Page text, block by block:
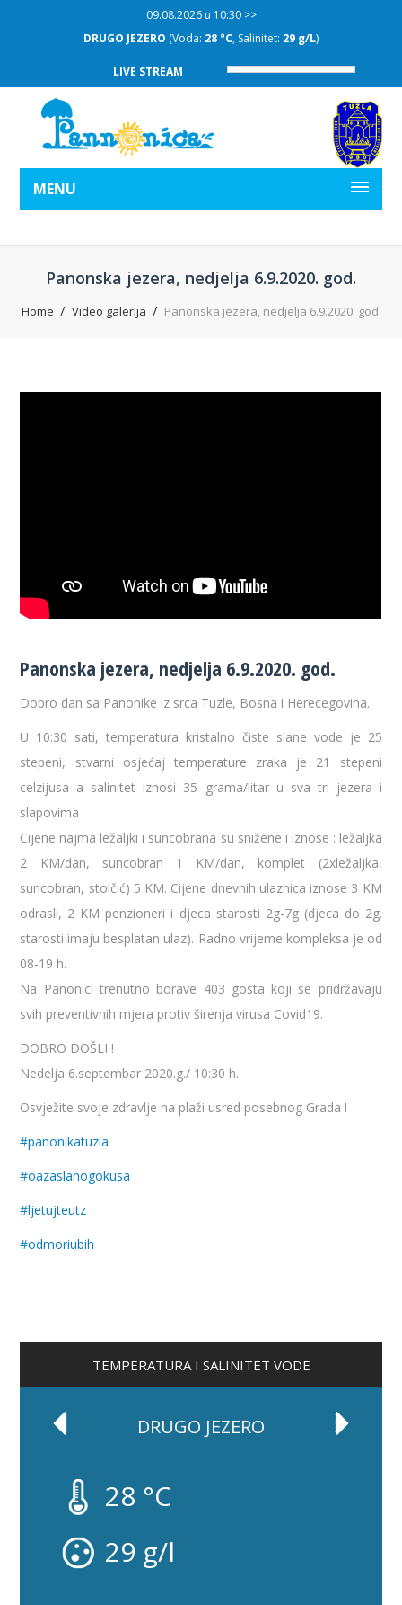
09.08.2026 u 10:30 >>
DRUGO JEZERO (Voda: 28 °C, Salinitet: 29 g/L)
LIVE STREAM
MENU
Panonska jezera, nedjelja 6.9.2020. god.
Home Video galerija Panonska jezera, nedjelja 6.9.2020. god.
Panonska jezera, nedjelja 6.9.2020. god.
Dobro dan sa Panonike iz srca Tuzle, Bosna i Herecegovina.
U 10:30 sati, temperatura kristalno čiste slane vode je 25
stepeni, stvarni osjećaj temperature zraka je 21 stepeni
celzijusa a salinitet iznosi 35 grama/litar u sva tri jezera i
slapovima
Cijene najma ležaljki i suncobrana su snižene i iznose : ležaljka
2 KM/dan, suncobran 1 KM/dan, komplet (2xležaljka,
suncobran, stolčić) 5 KM. Cijene dnevnih ulaznica iznose 3 KM
odrasli, 2 KM penzioneri i djeca starosti 2g-7g (djeca do 2g.
starosti imaju besplatan ulaz). Radno vrijeme kompleksa je od
08-19 h.
Na Panonici trenutno borave 403 gosta koji se pridržavaju
svih preventivnih mjera protiv širenja virusa Covid19.
DOBRO DOŠLI !
Nedelja 6.septembar 2020.g./ 10:30 h.
Osvježite svoje zdravlje na plaži usred posebnog Grada !
#panonikatuzla
#oazaslanogokusa
#ljetujteutz
#odmoriubih
TEMPERATURA I SALINITET VODE
DRUGO JEZERO
28 °C
29 g/l